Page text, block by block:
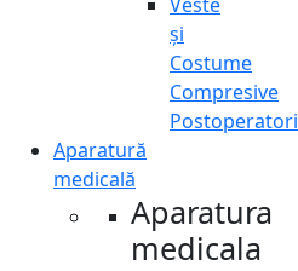
și
Costume
Compresive
Postoperatori
Aparatură
medicală
Aparatura
medicala